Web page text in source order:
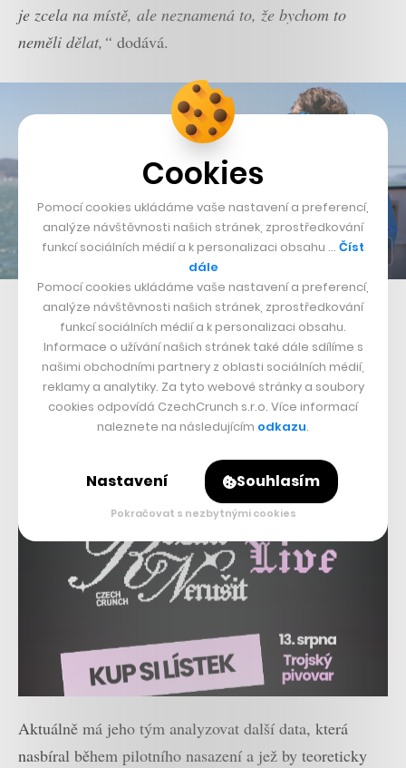
je zcela na místě, ale neznamená to, že bychom to
neměli dělat,“ dodává.
Boyan Slat, zakladatel a CEO The Ocean Cleanup
Aktuálně má jeho tým analyzovat další data, která
nasbíral během pilotního nasazení a jež by teoreticky
Cookies
Pomocí cookies ukládáme vaše nastavení a preferencí,
analýze návštěvnosti našich stránek, zprostředkování
funkcí sociálních médií a k personalizaci obsahu … Číst
dále
Pomocí cookies ukládáme vaše nastavení a preferencí,
analýze návštěvnosti našich stránek, zprostředkování
funkcí sociálních médií a k personalizaci obsahu.
Informace o užívání našich stránek také dále sdílíme s
našimi obchodními partnery z oblasti sociálních médií,
reklamy a analytiky. Za tyto webové stránky a soubory
cookies odpovídá CzechCrunch s.r.o. Více informací
naleznete na následujícím odkazu.
Nastavení Souhlasím
Pokračovat s nezbytnými cookies